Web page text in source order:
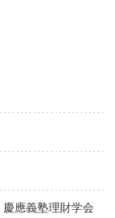
慶應義塾理財学会